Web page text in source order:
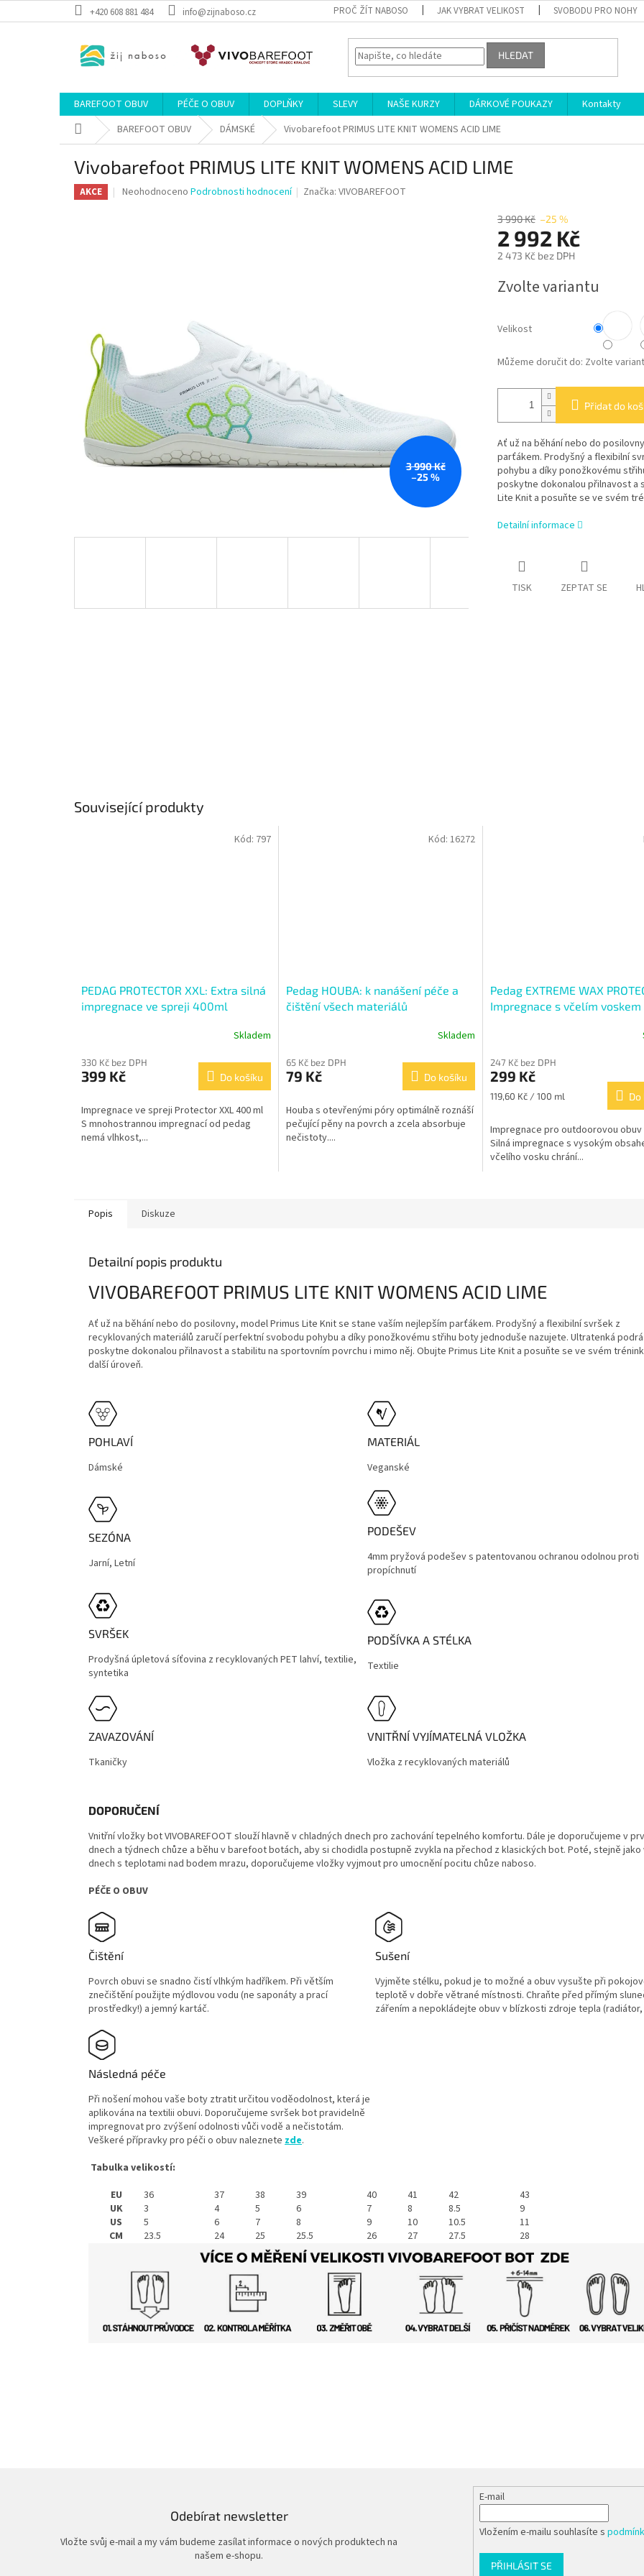
na
+420 608 881 484 info@zijnaboso.cz PROČ ŽÍT NABOSO JAK VYBRAT VELIKOST SVOBODU PRO NOHY
HLEDAT
BAREFOOT OBUV PÉČE O OBUV DOPLŇKY SLEVY NAŠE KURZY DÁRKOVÉ POUKAZY
Kontakty
Domů BAREFOOT OBUV DÁMSKÉ Vivobarefoot PRIMUS LITE KNIT WOMENS ACID LIME
Vivobarefoot PRIMUS LITE KNIT WOMENS ACID LIME
AKCE
Průměrné
Neohodnoceno Podrobnosti hodnocení Značka:VIVOBAREFOOT
3 990 Kč
–25 %
3 990 Kč –25 %
2 992 Kč
2 473 Kč bez DPH
cena:
Zvolte variantu
Velikost
Můžeme doručit do: Zvolte
Přidat do
Ať už na běhání nebo do
parťákem. Prodyšný a flexibilní
pohybu a díky ponožkovému
poskytne dokonalou přilnavost a
Lite Knit a posuňte se ve svém
Detailní informace
TISK ZEPTAT SE
Související produkty
PEDAG PROTECTOR XXL: Extra silná
impregnace ve spreji 400ml
Skladem
330 Kč bez DPH
399 Kč Do košíku
Impregnace ve spreji Protector XXL 400 ml
S mnohostrannou impregnací od pedag
nemá vlhkost,...
Kód: 797
Pedag HOUBA: k nanášení péče a
čištění všech materiálů
Skladem
65 Kč bez DPH
79 Kč Do košíku
Houba s otevřenými póry optimálně roznáší
pečující pěny na povrch a zcela absorbuje
nečistoty....
Kód: 16272
Pedag EXTREME WAX
Impregnace s včelím voskem
247 Kč bez DPH
299 Kč
Měrná
119,60 Kč / 100 ml Do
Impregnace pro outdoorovou obuv
Silná impregnace s vysokým
včelího vosku chrání...
Popis Diskuze
Detailní popis produktu
VIVOBAREFOOT PRIMUS LITE KNIT WOMENS ACID LIME
Ať už na běhání nebo do posilovny, model Primus Lite Knit se stane vaším nejlepším parťákem. Prodyšný a flexibilní svršek z
recyklovaných materiálů zaručí perfektní svobodu pohybu a díky ponožkovému střihu boty jednoduše nazujete. Ultratenká
poskytne dokonalou přilnavost a stabilitu na sportovním povrchu i mimo něj. Obujte Primus Lite Knit a posuňte se ve svém
další úroveň.
POHLAVÍ
Dámské
MATERIÁL
Veganské
SEZÓNA
Jarní, Letní
PODEŠEV
4mm pryžová podešev s patentovanou ochranou odolnou proti
propíchnutí
SVRŠEK
Prodyšná úpletová síťovina z recyklovaných PET lahví, textilie,
syntetika
PODŠÍVKA A STÉLKA
Textilie
ZAVAZOVÁNÍ
Tkaničky
VNITŘNÍ VYJÍMATELNÁ VLOŽKA
Vložka z recyklovaných materiálů
DOPORUČENÍ
Vnitřní vložky bot VIVOBAREFOOT slouží hlavně v chladných dnech pro zachování tepelného komfortu. Dále je doporučujeme v
dnech a týdnech chůze a běhu v barefoot botách, aby si chodidla postupně zvykla na přechod z klasických bot. Poté, stejně jako
dnech s teplotami nad bodem mrazu, doporučujeme vložky vyjmout pro umocnění pocitu chůze naboso.
PÉČE O OBUV
Čištění
Povrch obuvi se snadno čistí vlhkým hadříkem. Při větším
znečištění použijte mýdlovou vodu (ne saponáty a prací
prostředky!) a jemný kartáč.
Sušení
Vyjměte stélku, pokud je to možné a obuv vysušte při
teplotě v dobře větrané místnosti. Chraňte před přímým
zářením a nepokládejte obuv v blízkosti zdroje tepla (radiátor,
Následná péče
Při nošení mohou vaše boty ztratit určitou voděodolnost, která je
aplikována na textilii obuvi. Doporučujeme svršek bot pravidelně
impregnovat pro zvýšení odolnosti vůči vodě a nečistotám.
Veškeré přípravky pro péči o obuv naleznete zde.
Tabulka velikostí:
EU
36 37 38 39 40 41 42
43
UK
3 4 5 6 7 8 8.5
9
US
5 6 7 8 9 10 10.5
11
CM
23.5 24 25 25.5 26 27 27.5 28
Odebírat newsletter
Vložte svůj e-mail a my vám budeme zasílat informace o nových produktech na
našem e-shopu.
E-mail
Vložením e-mailu souhlasíte s
PŘIHLÁSIT SE